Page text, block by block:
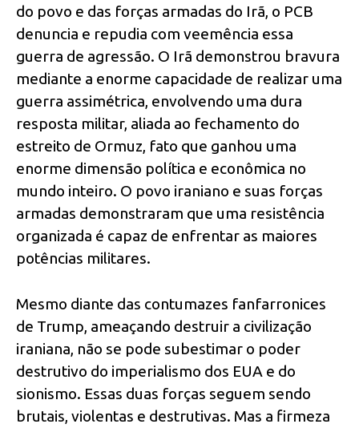
do povo e das forças armadas do Irã, o PCB
denuncia e repudia com veemência essa
guerra de agressão. O Irã demonstrou bravura
mediante a enorme capacidade de realizar uma
guerra assimétrica, envolvendo uma dura
resposta militar, aliada ao fechamento do
estreito de Ormuz, fato que ganhou uma
enorme dimensão política e econômica no
mundo inteiro. O povo iraniano e suas forças
armadas demonstraram que uma resistência
organizada é capaz de enfrentar as maiores
potências militares.
Mesmo diante das contumazes fanfarronices
de Trump, ameaçando destruir a civilização
iraniana, não se pode subestimar o poder
destrutivo do imperialismo dos EUA e do
sionismo. Essas duas forças seguem sendo
brutais, violentas e destrutivas. Mas a firmeza